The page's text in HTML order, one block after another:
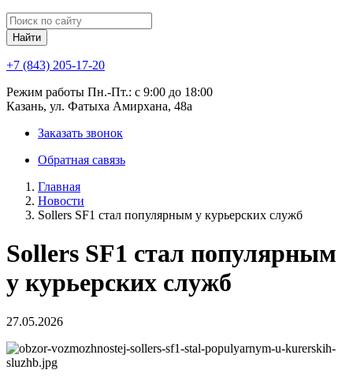
Найти
+7 (843) 205-17-20
Режим работы Пн.-Пт.: с 9:00 до 18:00
Казань, ул. Фатыха Амирхана, 48а
Заказать звонок
Обратная савязь
Главная
Новости
Sollers SF1 стал популярным у курьерских служб
Sollers SF1 стал популярным
у курьерских служб
27.05.2026